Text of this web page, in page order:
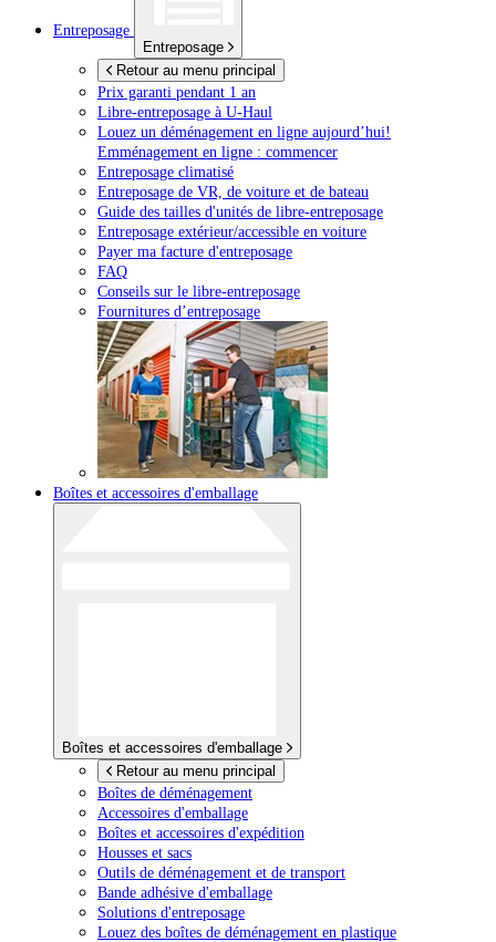
Entreposage
Entreposage
Retour au menu principal
Prix garanti pendant 1 an
Libre-entreposage à U-Haul
Louez un déménagement en ligne aujourd’hui!
Emménagement en ligne : commencer
Entreposage climatisé
Entreposage de VR, de voiture et de bateau
Guide des tailles d'unités de libre-entreposage
Entreposage extérieur/accessible en voiture
Payer ma facture d'entreposage
FAQ
Conseils sur le libre-entreposage
Fournitures d’entreposage
Boîtes et accessoires d'emballage
Boîtes et accessoires d'emballage
Retour au menu principal
Boîtes de déménagement
Accessoires d'emballage
Boîtes et accessoires d'expédition
Housses et sacs
Outils de déménagement et de transport
Bande adhésive d'emballage
Solutions d'entreposage
Louez des boîtes de déménagement en plastique